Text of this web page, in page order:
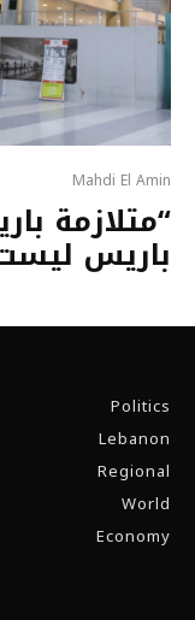
Mahdi El Amin
“متلازمة
باريس
Politics
Lebanon
Regional
World
Economy